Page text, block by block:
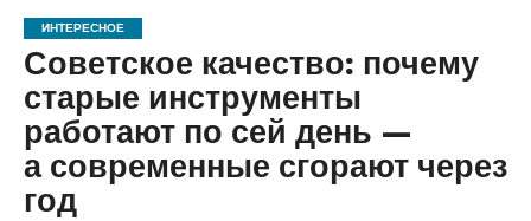
ИНТЕРЕСНОЕ
Советское качество: почему
старые инструменты
работают по сей день —
а современные сгорают через
год